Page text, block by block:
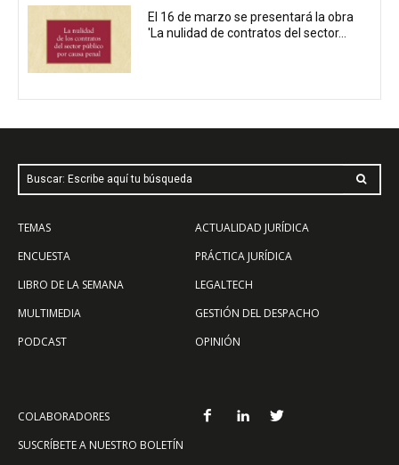
El 16 de marzo se presentará la obra
'La nulidad de contratos del sector...
Buscar: Escribe aquí tu búsqueda
TEMAS
ENCUESTA
LIBRO DE LA SEMANA
MULTIMEDIA
PODCAST
ACTUALIDAD JURÍDICA
PRÁCTICA JURÍDICA
LEGALTECH
GESTIÓN DEL DESPACHO
OPINIÓN
COLABORADORES
SUSCRÍBETE A NUESTRO BOLETÍN